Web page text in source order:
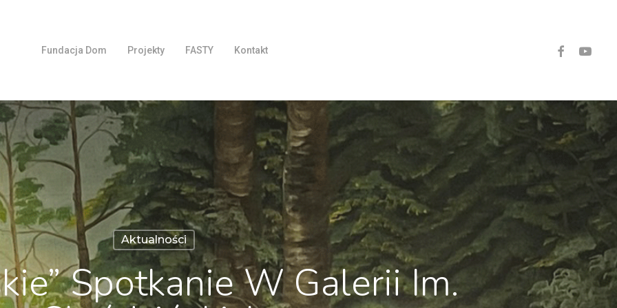
Fundacja Dom Projekty FASTY Kontakt FacebookYoutube
Aktualności
Spotkanie W Galerii Im.